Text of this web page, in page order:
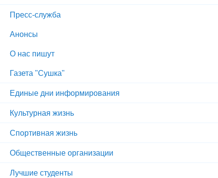
Пресс-служба
Анонсы
О нас пишут
Газета "Сушка"
Единые дни информирования
Культурная жизнь
Спортивная жизнь
Общественные организации
Лучшие студенты